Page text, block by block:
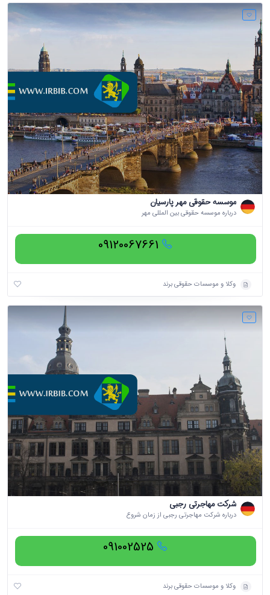
موسسه حقوقی مهر پارسیان
درباره موسسه حقوقی بین المللی مهر
09120067661
وکلا و موسسات حقوقی برند
شرکت مهاجرتی رجبی
درباره شرکت مهاجرتی رجبی از زمان شروع
091002525
وکلا و موسسات حقوقی برند